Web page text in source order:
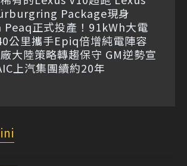
Package現身
正式投產！91kWh大電
公里攜手Epiq倍增純電陣容
大陸策略轉趨保守 GM逆勢宣
上汽集團續約20年